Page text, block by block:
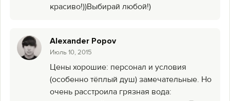
красиво!))Выбирай любой!)
Alexander Popov
Июль 10, 2015
Цены хорошие: персонал и условия
(особенно тёплый душ) замечательные. Но
очень расстроила грязная вода: